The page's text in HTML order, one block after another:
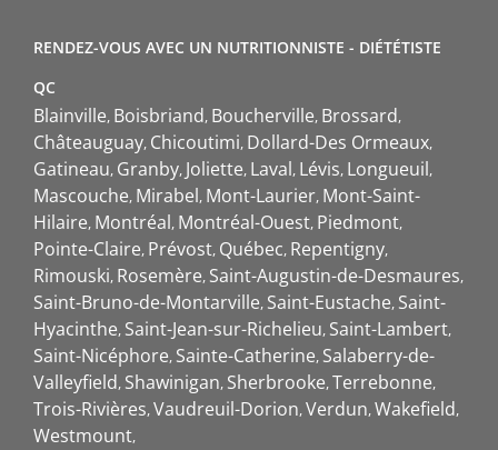
RENDEZ-VOUS AVEC UN NUTRITIONNISTE - DIÉTÉTISTE
QC
Blainville Boisbriand Boucherville Brossard
Châteauguay Chicoutimi Dollard-Des Ormeaux
Gatineau Granby Joliette Laval Lévis Longueuil
Mascouche Mirabel Mont-Laurier Mont-Saint-
Hilaire Montréal Montréal-Ouest Piedmont
Pointe-Claire Prévost Québec Repentigny
Rimouski Rosemère Saint-Augustin-de-Desmaures
Saint-Bruno-de-Montarville Saint-Eustache Saint-
Hyacinthe Saint-Jean-sur-Richelieu Saint-Lambert
Saint-Nicéphore Sainte-Catherine Salaberry-de-
Valleyfield Shawinigan Sherbrooke Terrebonne
Trois-Rivières Vaudreuil-Dorion Verdun Wakefield
Westmount